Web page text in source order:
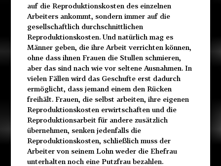
auf die Reproduktionskosten des einzelnen
Arbeiters ankommt, sondern immer auf die
gesellschaftlich durchschnittlichen
Reproduktionskosten. Und natürlich mag es
Männer geben, die ihre Arbeit verrichten können,
ohne dass ihnen Frauen die Stullen schmieren,
aber das sind nach wie vor seltene Ausnahmen. In
vielen Fällen wird das Geschufte erst dadurch
ermöglicht, dass jemand einem den Rücken
freihält. Frauen, die selbst arbeiten, ihre eigenen
Reproduktionskosten erwirtschaften und die
Reproduktionsarbeit für andere zusätzlich
übernehmen, senken jedenfalls die
Reproduktionskosten, schließlich muss der
Arbeiter von seinem Lohn weder die Ehefrau
unterhalten noch eine Putzfrau bezahlen.